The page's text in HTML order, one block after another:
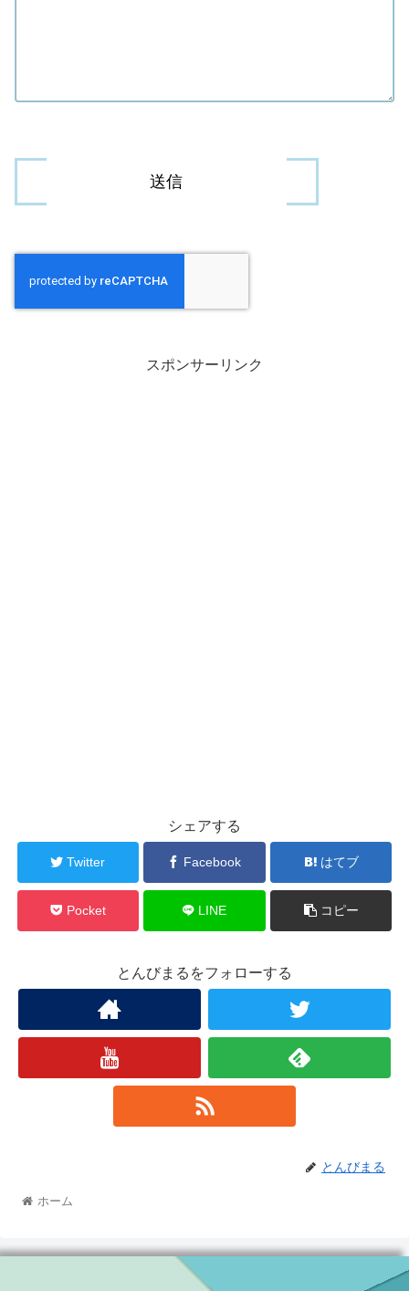
スポンサーリンク
シェアする
Twitter Facebook はてブ
Pocket LINE コピー
とんびまるをフォローする
とんびまる
ホーム